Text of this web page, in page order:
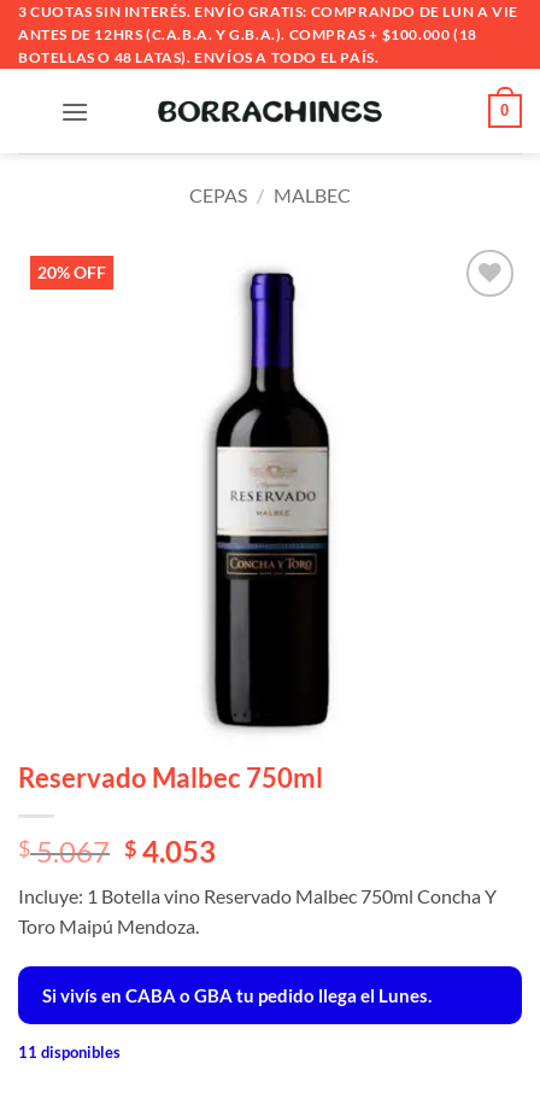
Saltar
contenido
3 CUOTAS SIN INTERÉS. ENVÍO GRATIS: COMPRANDO DE LUN A VIE
ANTES DE 12HRS (C.A.B.A. Y G.B.A.). COMPRAS + $100.000 (18
BOTELLAS O 48 LATAS). ENVÍOS A TODO EL PAÍS.
0
CEPAS / MALBEC
20% OFF
Reservado Malbec 750ml
El
original
era:
$ 5.067.
$5.067 El
actual
es:
$ 5.067.
$ 4.053
Incluye: 1 Botella vino Reservado Malbec 750ml Concha Y
Toro Maipú Mendoza.
Si vivís en CABA o GBA tu pedido llega el Lunes.
11 disponibles